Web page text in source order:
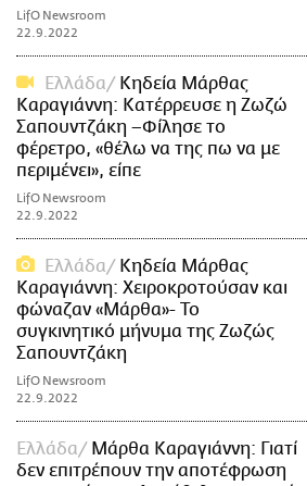
LifO Newsroom
22.9.2022
Ελλάδα
Κηδεία Μάρθας
Καραγιάννη: Κατέρρευσε η Ζωζώ
Σαπουντζάκη –Φίλησε το
φέρετρο, «θέλω να της πω να με
περιμένει», είπε
LifO Newsroom
22.9.2022
Ελλάδα
Κηδεία Μάρθας
Καραγιάννη: Χειροκροτούσαν και
φώναζαν «Μάρθα»- Το
συγκινητικό μήνυμα της Ζωζώς
Σαπουντζάκη
LifO Newsroom
22.9.2022
Ελλάδα
Μάρθα Καραγιάννη: Γιατί
δεν επιτρέπουν την αποτέφρωση